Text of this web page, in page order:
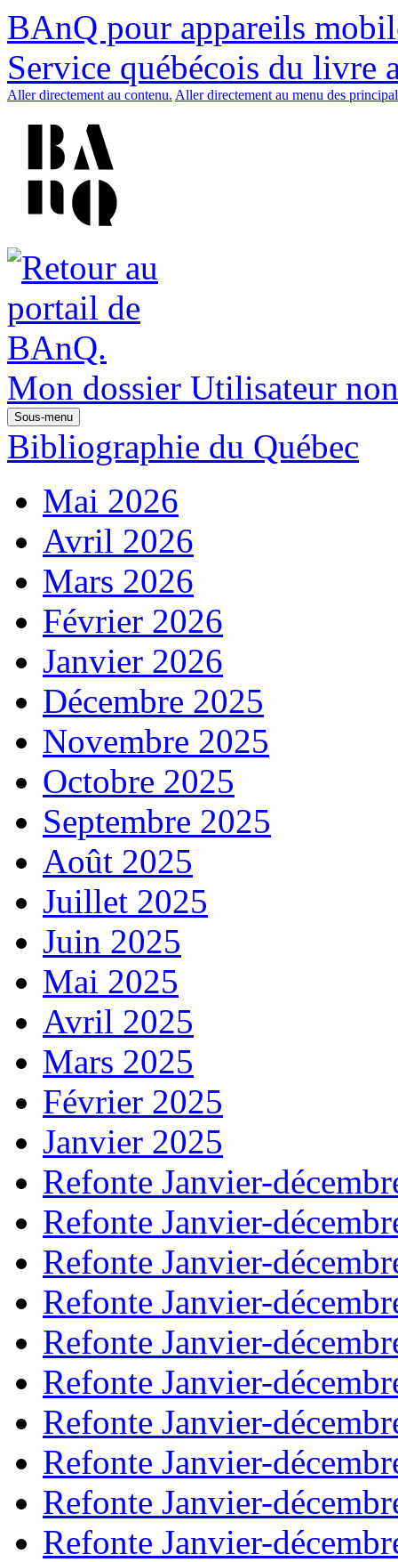
BAnQ pour appareils
Service québécois du livre
Aller directement au contenu. Aller directement au menu des
Mon dossier Utilisateur
Sous-menu
Bibliographie du Québec
Mai 2026
Avril 2026
Mars 2026
Février 2026
Janvier 2026
Décembre 2025
Novembre 2025
Octobre 2025
Septembre 2025
Août 2025
Juillet 2025
Juin 2025
Mai 2025
Avril 2025
Mars 2025
Février 2025
Janvier 2025
Refonte Janvier-
Refonte Janvier-
Refonte Janvier-
Refonte Janvier-
Refonte Janvier-
Refonte Janvier-
Refonte Janvier-
Refonte Janvier-
Refonte Janvier-
Refonte Janvier-